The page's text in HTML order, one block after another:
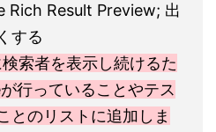
Rich Result Preview; 出
する
索者を表示し続けるた
行っていることやテス
とのリストに追加しま